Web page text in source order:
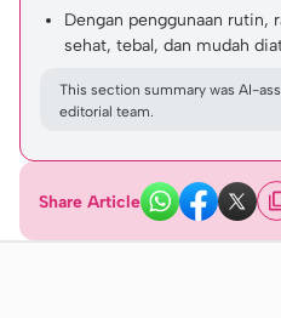
Dengan penggunaan rutin,
sehat, tebal, dan mudah
This section summary was AI-
editorial team.
Share Article